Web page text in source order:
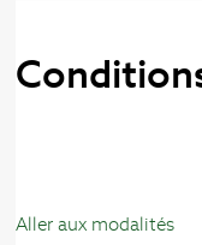
Aller aux modalités